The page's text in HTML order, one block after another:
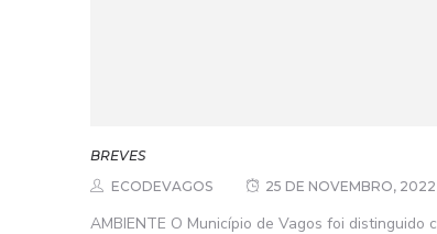
BREVES
ECODEVAGOS
25 DE NOVEMBRO, 2022
AMBIENTE O Município de Vagos foi distinguido